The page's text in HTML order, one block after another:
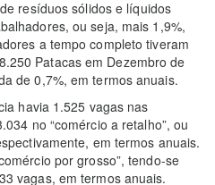
resíduos sólidos e líquidos
ou seja, mais 1,9%,
a tempo completo tiveram
Patacas em Dezembro de
de 0,7%, em termos anuais.
havia 1.525 vagas nas
no “comércio a retalho”, ou
em termos anuais.
por grosso”, tendo-se
vagas, em termos anuais.